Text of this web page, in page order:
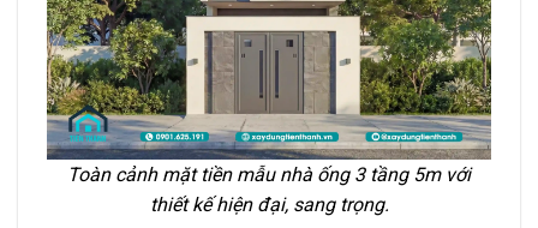
Toàn cảnh mặt tiền mẫu nhà ống 3 tầng 5m với
thiết kế hiện đại, sang trọng.